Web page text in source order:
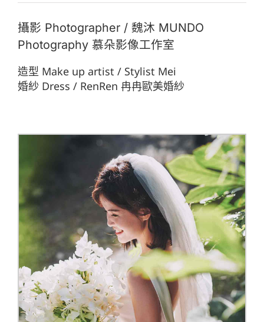
攝影 Photographer / 魏沐 MUNDO
Photography 慕朵影像工作室
造型 Make up artist / Stylist Mei
婚紗 Dress / RenRen 冉冉歐美婚紗